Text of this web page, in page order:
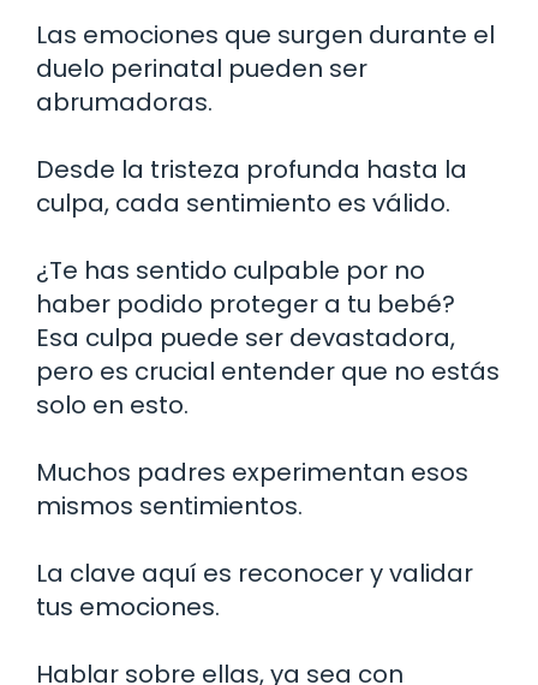
Las emociones que surgen durante el
duelo perinatal pueden ser
abrumadoras.
Desde la tristeza profunda hasta la
culpa, cada sentimiento es válido.
¿Te has sentido culpable por no
haber podido proteger a tu bebé?
Esa culpa puede ser devastadora,
pero es crucial entender que no estás
solo en esto.
Muchos padres experimentan esos
mismos sentimientos.
La clave aquí es reconocer y validar
tus emociones.
Hablar sobre ellas, ya sea con